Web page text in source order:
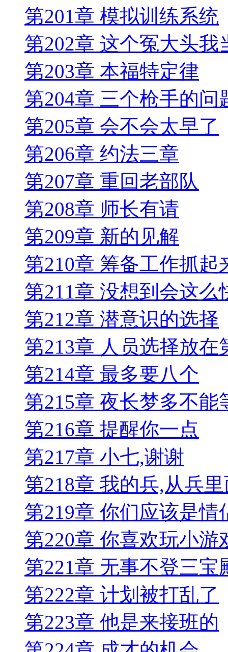
第201章 模拟训练系统
第202章 这个冤大头我
第203章 本福特定律
第204章 三个枪手的问
第205章 会不会太早了
第206章 约法三章
第207章 重回老部队
第208章 师长有请
第209章 新的见解
第210章 筹备工作抓起
第211章 没想到会这么
第212章 潜意识的选择
第213章 人员选择放在
第214章 最多要八个
第215章 夜长梦多不能
第216章 提醒你一点
第217章 小七,谢谢
第218章 我的兵,从兵
第219章 你们应该是情
第220章 你喜欢玩小游
第221章 无事不登三宝
第222章 计划被打乱了
第223章 他是来接班的